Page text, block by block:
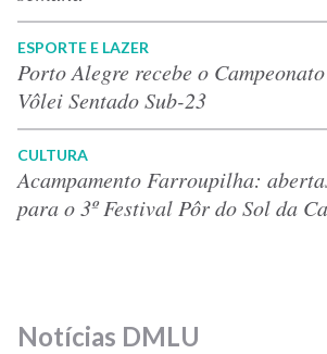
ESPORTE E LAZER
Porto Alegre recebe o
Vôlei Sentado Sub-23
CULTURA
Acampamento Farroupilha:
para o 3º Festival Pôr do Sol da
Notícias DMLU